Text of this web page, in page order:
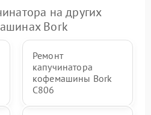
на других
Bork
Ремонт
капучинатора
кофемашины Bork
C806